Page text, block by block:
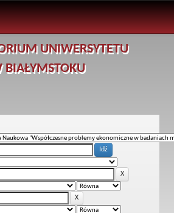
UNIWERSYTETU
BIAŁYMSTOKU